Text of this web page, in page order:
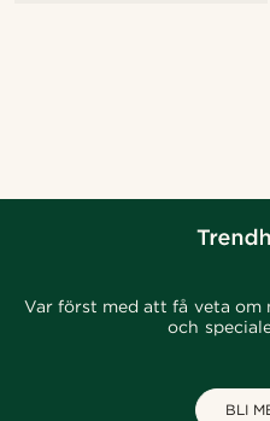
Var först med att få veta om
och
BLI